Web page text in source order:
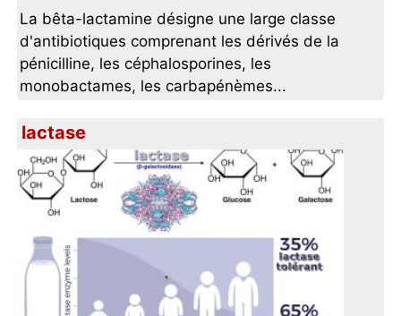
La bêta-lactamine désigne une large classe
d'antibiotiques comprenant les dérivés de la
pénicilline, les céphalosporines, les
monobactames, les carbapénèmes...
lactase